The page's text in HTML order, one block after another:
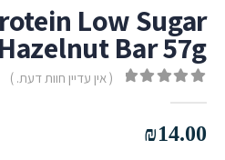
Low Sugar
Hazelnut Bar 57g
( אין עדיין חוות דעת. )
₪14.00